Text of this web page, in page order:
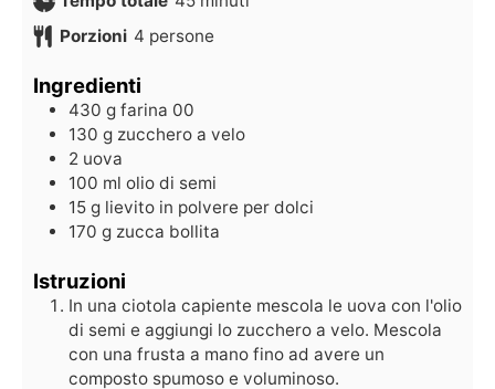
Porzioni 4 persone
Ingredienti
430 g farina 00
130 g zucchero a velo
2 uova
100 ml olio di semi
15 g lievito in polvere per dolci
170 g zucca bollita
Istruzioni
In una ciotola capiente mescola le uova con l'olio
di semi e aggiungi lo zucchero a velo. Mescola
con una frusta a mano fino ad avere un
composto spumoso e voluminoso.